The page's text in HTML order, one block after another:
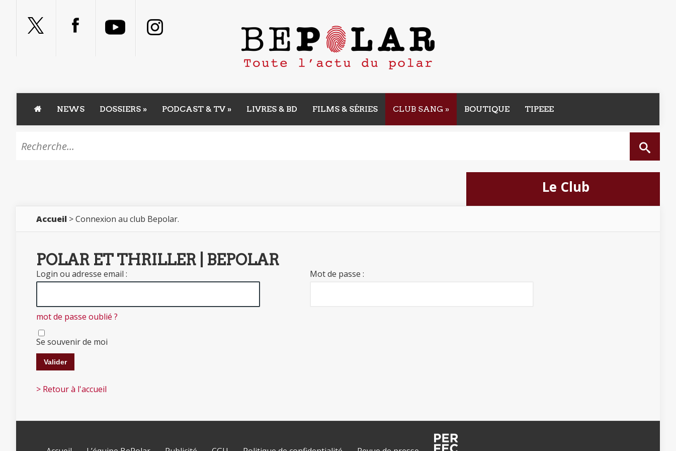
NEWS DOSSIERS » PODCAST & TV » LIVRES & BD FILMS & SÉRIES CLUB SANG » BOUTIQUE TIPEEE
Le Club
Accueil > Connexion au club Bepolar.
POLAR ET THRILLER | BEPOLAR
Login ou adresse email : Mot de passe :
mot de passe oublié ?
Se souvenir de moi
> Retour à l'accueil